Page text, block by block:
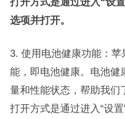
选项并打开。
3. 使用电池健康功能：
能，即电池健康。电池健
量和性能状态，帮助我们
打开方式是通过进入“设置